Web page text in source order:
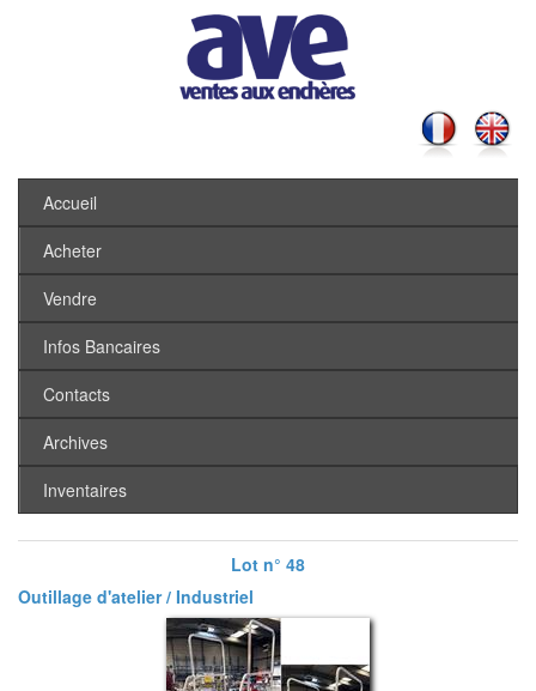
Accueil
Acheter
Vendre
Infos Bancaires
Contacts
Archives
Inventaires
Lot n° 48
Outillage d'atelier / Industriel